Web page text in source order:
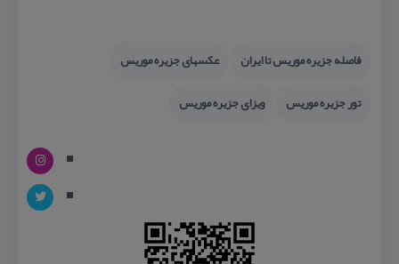
فاصله جزیره موریس تا ایران
عكسهای جزیره موریس
تور جزیره موریس
ویزای جزیره موریس